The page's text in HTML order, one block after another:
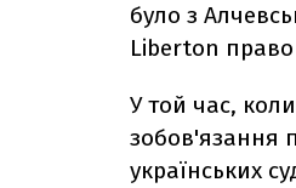
було з
Liberton
У той час,
зобов'язання
українських